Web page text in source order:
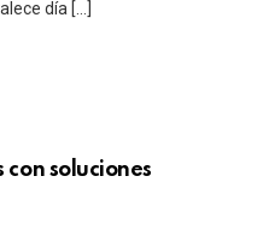
día […]
con soluciones